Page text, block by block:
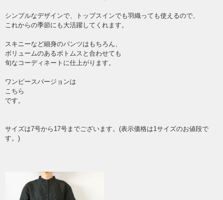
シンプルなデザインで、トップスインでも羽織っても使えるので、
これからの季節にも大活躍してくれます。
スキニーなど細身のパンツはもちろん、
ボリュームのあるボトムスと合わせても
旬なコーディネートに仕上がります。
ワンピースバージョンは
こちら
です。
サイズは7号から17号までございます。(表示価格は1サイズのお値段で
す。)